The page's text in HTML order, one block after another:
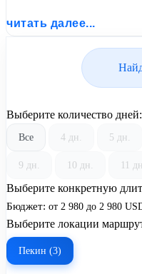
United Travel Systems.
читать далее...
Выберите количество дней:
Все 4 дн. 5 дн.
9 дн. 10 дн. 11 дн.
Выберите конкретную
Бюджет: от 2 980 до 2 980
Выберите локации
Пекин (3)